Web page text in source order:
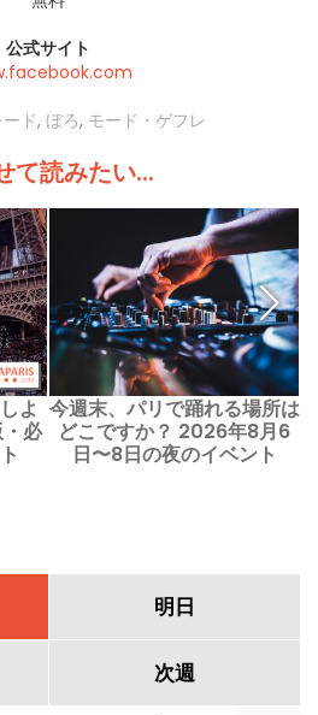
公式サイト
ド, ぼろ, モード・ゲフレ
て読みたい...
よ
必
今週末、パリで踊れる場所は
どこですか？ 2026年8月6
日〜8日の夜のイベント
明日
次週